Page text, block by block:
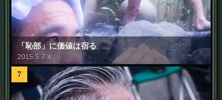
「恥部」に価値は宿る
2015 5 .7 木
7